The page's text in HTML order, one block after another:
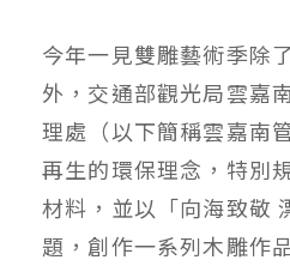
今年一見雙雕藝術季除
外，交通部觀光局雲嘉
理處（以下簡稱雲嘉南
再生的環保理念，特別
材料，並以「向海致敬
題，創作一系列木雕作